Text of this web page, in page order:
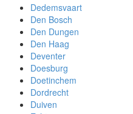
Dedemsvaart
Den Bosch
Den Dungen
Den Haag
Deventer
Doesburg
Doetinchem
Dordrecht
Duiven